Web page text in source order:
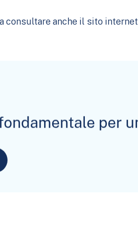
consultare anche il sito internet